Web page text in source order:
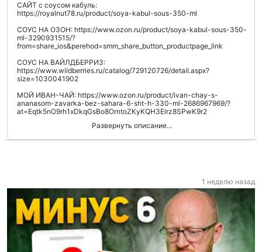
САЙТ с соусом кабуль:
https://royalnut78.ru/product/soya-kabul-sous-350-ml
СОУС НА ОЗОН: https://www.ozon.ru/product/soya-kabul-sous-350-
ml-3290931515/?
from=share_ios&perehod=smm_share_button_productpage_link
СОУС НА ВАЙЛДБЕРРИЗ:
https://www.wildberries.ru/catalog/729120726/detail.aspx?
size=1030041902
МОЙ ИВАН-ЧАЙ: https://www.ozon.ru/product/ivan-chay-s-
ananasom-zavarka-bez-sahara-6-sht-h-330-ml-2686967969/?
at=Eqtk5nO9rh1xDkqGsBo8OrntoZKyKQH3Elrz8SPwK9r2
МОЙ ЧАЙ ЗЕЛЁНЫЙ: https://www.ozon.ru/product/zelenyy-chay-s-
RUTUBE: https://rutube.ru/channel/27261761/
2-ОЙ КАНАЛ YOUTUBE: https://www.youtube.com/@pozorpolka11
ДЗЕН: https://dzen.ru/id/615c9fb224e75a100df1f29a
А/Я для посылок: 198188 а/я 22 тбп
Личная почта: pozorpolka11@gmail.com
Развернуть описание...
1 неделю назад